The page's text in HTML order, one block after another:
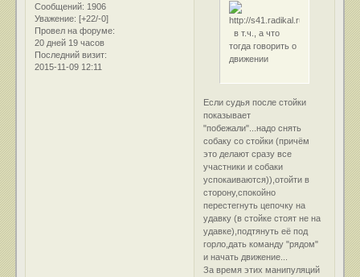
Сообщений: 1906
Уважение: [+22/-0]
Провел на форуме:
20 дней 19 часов
Последний визит:
2015-11-09 12:11
в т.ч., а что
тогда говорить о
движении
Если судья после стойки
показывает
"побежали"...надо снять
собаку со стойки (причём
это делают сразу все
участники и собаки
успокаиваются)),отойти в
сторону,спокойно
перестегнуть цепочку на
удавку (в стойке стоят не на
удавке),подтянуть её под
горло,дать команду "рядом"
и начать движение...
За время этих манипуляций